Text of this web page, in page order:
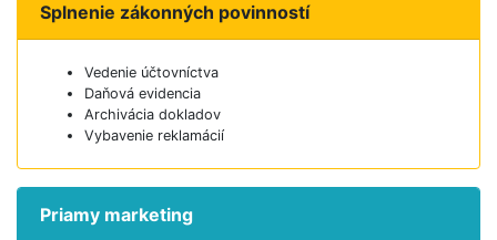
Splnenie zákonných povinností
Vedenie účtovníctva
Daňová evidencia
Archivácia dokladov
Vybavenie reklamácií
Priamy marketing